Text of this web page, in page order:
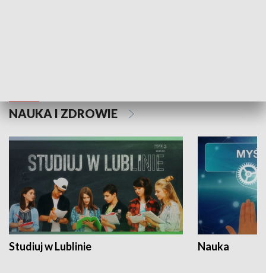
NAUKA I ZDROWIE
Studiuj w Lublinie Nauka